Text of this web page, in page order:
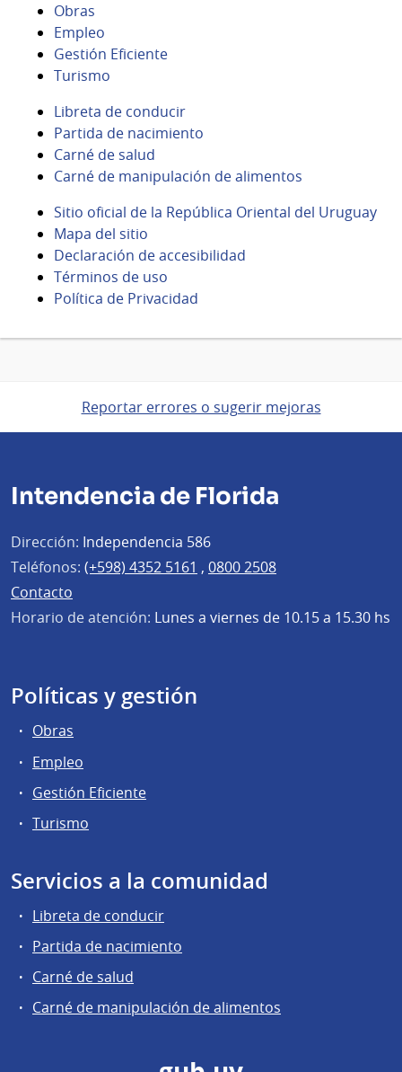
Obras
Empleo
Gestión Eficiente
Turismo
Libreta de conducir
Partida de nacimiento
Carné de salud
Carné de manipulación de alimentos
Sitio oficial de la República Oriental del Uruguay
Mapa del sitio
Declaración de accesibilidad
Términos de uso
Política de Privacidad
Reportar errores o sugerir mejoras
Intendencia de Florida
Dirección: Independencia 586
Teléfonos: (+598) 4352 5161 , 0800 2508
Contacto
Horario de atención: Lunes a viernes de 10.15 a 15.30 hs
Políticas y gestión
Obras
Empleo
Gestión Eficiente
Turismo
Servicios a la comunidad
Libreta de conducir
Partida de nacimiento
Carné de salud
Carné de manipulación de alimentos